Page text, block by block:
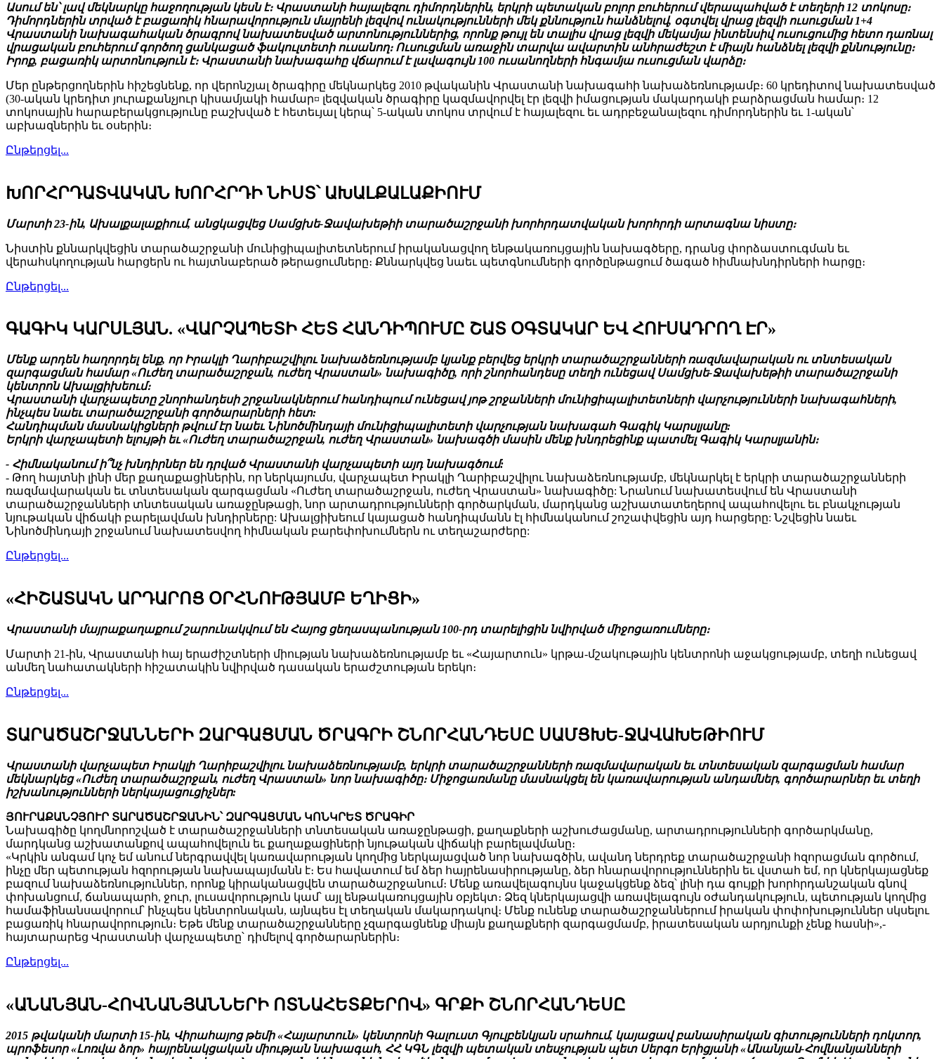
Ասում են՝ լավ մեկնարկը հաջողության կեսն է։ Վրաստանի հայալեզու դիմորդներին, երկրի պետական բոլոր բուհերում վերապահված է տեղերի 12 տոկոսը։
Դիմորդներին տրված է բացառիկ հնարավորություն մայրենի լեզվով ունակությունների մեկ քննություն հանձնելով, օգտվել վրաց լեզվի ուսուցման 1+4
Վրաստանի նախագահական ծրագրով նախատեսված արտոնություններից, որոնք թույլ են տալիս վրաց լեզվի մեկամյա ինտենսիվ ուսուցումից հետո դառնալ
վրացական բուհերում գործող ցանկացած ֆակուլտետի ուսանող։ Ուսուցման առաջին տարվա ավարտին անհրաժեշտ է միայն հանձնել լեզվի քննությունը։
Իրոք, բացառիկ արտոնություն է։ Վրաստանի նախագահը վճարում է լավագույն 100 ուսանողների հնգամյա ուսուցման վարձը։
Մեր ընթերցողներին հիշեցնենք, որ վերոնշյալ ծրագիրը մեկնարկեց 2010 թվականին Վրաստանի նախագահի նախաձեռնությամբ։ 60 կրեդիտով նախատեսված
(30-ական կրեդիտ յուրաքանչյուր կիսամյակի համար¤ լեզվական ծրագիրը կազմավորվել էր լեզվի իմացության մակարդակի բարձրացման համար։ 12
տոկոսային հարաբերակցությունը բաշխված է հետեւյալ կերպ՝ 5-ական տոկոս տրվում է հայալեզու եւ ադրբեջանալեզու դիմորդներին եւ 1-ական՝
աբխազներին եւ օսերին։
Ընթերցել...
ԽՈՐՀՐԴԱՏՎԱԿԱՆ ԽՈՐՀՐԴԻ ՆԻՍՏ՝ ԱԽԱԼՔԱԼԱՔԻՈՒՄ
Մարտի 23-ին, Ախալքալաքիում, անցկացվեց Սամցխե-Ջավախեթիի տարածաշրջանի խորհրդատվական խորհրդի արտագնա նիստը։
Նիստին քննարկվեցին տարածաշրջանի մունիցիպալիտետներում իրականացվող ենթակառույցային նախագծերը, դրանց փորձաստուգման եւ
վերահսկողության հարցերն ու հայտնաբերած թերացումները։ Քննարկվեց նաեւ պետգնումների գործընթացում ծագած հիմնախնդիրների հարցը։
Ընթերցել...
ԳԱԳԻԿ ԿԱՐՍԼՅԱՆ. «ՎԱՐՉԱՊԵՏԻ ՀԵՏ ՀԱՆԴԻՊՈՒՄԸ ՇԱՏ ՕԳՏԱԿԱՐ ԵՎ ՀՈՒՍԱԴՐՈՂ ԷՐ»
Մենք արդեն հաղորդել ենք, որ Իրակլի Ղարիբաշվիլու նախաձեռնությամբ կյանք բերվեց երկրի տարածաշրջանների ռազմավարական ու տնտեսական
զարգացման համար «Ուժեղ տարածաշրջան, ուժեղ Վրաստան» նախագիծը, որի շնորհանդեսը տեղի ունեցավ Սամցխե-Ջավախեթիի տարածաշրջանի
կենտրոն Ախալցիխեում։
Վրաստանի վարչապետը շնորհանդեսի շրջանակներում հանդիպում ունեցավ յոթ շրջանների մունիցիպալիտետների վարչությունների նախագահների,
ինչպես նաեւ տարածաշրջանի գործարարների հետ:
Հանդիպման մասնակիցների թվում էր նաեւ Նինոծմինդայի մունիցիպալիտետի վարչության նախագահ Գագիկ Կարսլյանը:
Երկրի վարչապետի ելույթի եւ «Ուժեղ տարածաշրջան, ուժեղ Վրաստան» նախագծի մասին մենք խնդրեցինք պատմել Գագիկ Կարսլյանին։
- Հիմնականում ի՞նչ խնդիրներ են դրված Վրաստանի վարչապետի այդ նախագծում:
- Թող հայտնի լինի մեր քաղաքացիներին, որ ներկայումս, վարչապետ Իրակլի Ղարիբաշվիլու նախաձեռնությամբ, մեկնարկել է երկրի տարածաշրջանների
ռազմավարական եւ տնտեսական զարգացման «Ուժեղ տարածաշրջան, ուժեղ Վրաստան» նախագիծը: Նրանում նախատեսվում են Վրաստանի
տարածաշրջանների տնտեսական առաջընթացի, նոր արտադրությունների գործարկման, մարդկանց աշխատատեղերով ապահովելու եւ բնակչության
նյութական վիճակի բարելավման խնդիրները: Ախալցիխեում կայացած հանդիպմանն էլ հիմնականում շոշափվեցին այդ հարցերը: Նշվեցին նաեւ
Նինոծմինդայի շրջանում նախատեսվող հիմնական բարեփոխումներն ու տեղաշարժերը:
Ընթերցել...
«ՀԻՇԱՏԱԿՆ ԱՐԴԱՐՈՑ ՕՐՀՆՈՒԹՅԱՄԲ ԵՂԻՑԻ»
Վրաստանի մայրաքաղաքում շարունակվում են Հայոց ցեղասպանության 100-րդ տարելիցին նվիրված միջոցառումները։
Մարտի 21-ին, Վրաստանի հայ երաժիշտների միության նախաձեռնությամբ եւ «Հայարտուն» կրթա-մշակութային կենտրոնի աջակցությամբ, տեղի ունեցավ
անմեղ նահատակների հիշատակին նվիրված դասական երաժշտության երեկո։
Ընթերցել...
ՏԱՐԱԾԱՇՐՋԱՆՆԵՐԻ ԶԱՐԳԱՑՄԱՆ ԾՐԱԳՐԻ ՇՆՈՐՀԱՆԴԵՍԸ ՍԱՄՑԽԵ-ՋԱՎԱԽԵԹԻՈՒՄ
Վրաստանի վարչապետ Իրակլի Ղարիբաշվիլու նախաձեռնությամբ, երկրի տարածաշրջանների ռազմավարական եւ տնտեսական զարգացման համար
մեկնարկեց «Ուժեղ տարածաշրջան, ուժեղ Վրաստան» նոր նախագիծը։ Միջոցառմանը մասնակցել են կառավարության անդամներ, գործարարներ եւ տեղի
իշխանությունների ներկայացուցիչներ:
ՅՈՒՐԱՔԱՆՉՅՈՒՐ ՏԱՐԱԾԱՇՐՋԱՆԻՆ՝ ԶԱՐԳԱՑՄԱՆ ԿՈՆԿՐԵՏ ԾՐԱԳԻՐ
Նախագիծը կողմնորոշված է տարածաշրջանների տնտեսական առաջընթացի, քաղաքների աշխուժացմանը, արտադրությունների գործարկմանը,
մարդկանց աշխատանքով ապահովելուն եւ քաղաքացիների նյութական վիճակի բարելավմանը։
«Կրկին անգամ կոչ եմ անում ներգրավվել կառավարության կողմից ներկայացված նոր նախագծին, ավանդ ներդրեք տարածաշրջանի հզորացման գործում,
ինչը մեր պետության հզորության նախապայմանն է։ Ես հավատում եմ ձեր հայրենասիրությանը, ձեր հնարավորություններին եւ վստահ եմ, որ կներկայացնեք
բազում նախաձեռնություններ, որոնք կիրականացվեն տարածաշրջանում։ Մենք առավելագույնս կաջակցենք ձեզ՝ լինի դա գույքի խորհրդանշական գնով
փոխանցում, ճանապարհ, ջուր, լուսավորություն կամ՝ այլ ենթակառույցային օբյեկտ։ Ձեզ կներկայացվի առավելագույն օժանդակություն, պետության կողմից
համաֆինանսավորում՝ ինչպես կենտրոնական, այնպես էլ տեղական մակարդակով։ Մենք ունենք տարածաշրջաններում իրական փոփոխություններ սկսելու
բացառիկ հնարավորություն։ Եթե մենք տարածաշրջանները չզարգացնենք միայն քաղաքների զարգացմամբ, իրատեսական արդյունքի չենք հասնի»,-
հայտարարեց Վրաստանի վարչապետը՝ դիմելով գործարարներին։
Ընթերցել...
«ԱՆԱՆՅԱՆ-ՀՈՎՆԱՆՅԱՆՆԵՐԻ ՈՏՆԱՀԵՏՔԵՐՈՎ» ԳՐՔԻ ՇՆՈՐՀԱՆԴԵՍԸ
2015 թվականի մարտի 15-ին, Վիրահայոց թեմի «Հայարտուն» կենտրոնի Գալուստ Գյուլբենկյան սրահում, կայացավ բանասիրական գիտությունների դոկտոր,
պրոֆեսոր «Լոռվա ձոր» հայրենակցական միության նախագահ, ՀՀ ԿԳՆ լեզվի պետական տեսչության պետ Սերգո Երիցյանի «Անանյան-Հովնանյանների